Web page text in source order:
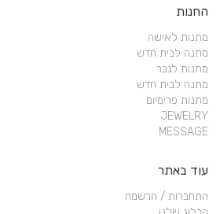
החנות
מתנות לאישה
מתנה לבית חדש
מתנות לגבר
מתנה לבית חדש
מתנות פרימיום
JEWELRY
MESSAGE
עוד באתר
התחברות / הרשמה